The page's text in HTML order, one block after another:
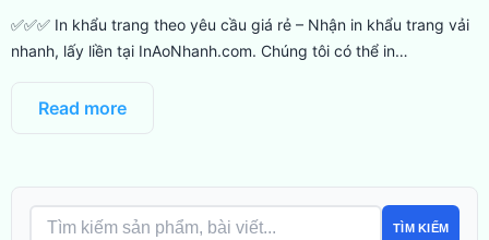
✅✅✅ In khẩu trang theo yêu cầu giá rẻ – Nhận in khẩu trang vải
nhanh, lấy liền tại InAoNhanh.com. Chúng tôi có thể in…
Read more
TÌM KIẾM